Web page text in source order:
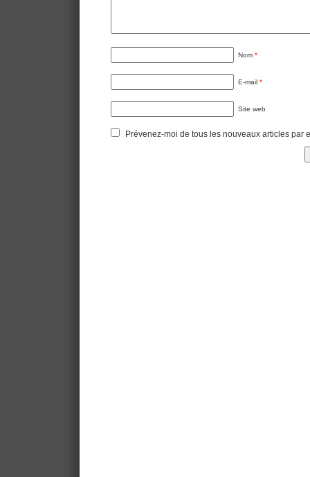
Nom *
E-mail *
Site web
Prévenez-moi de tous les nouveaux articles par